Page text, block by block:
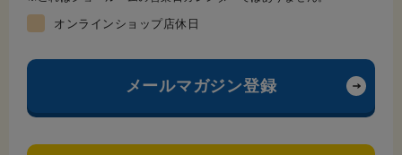
オンラインショップ店休日
メールマガジン登録